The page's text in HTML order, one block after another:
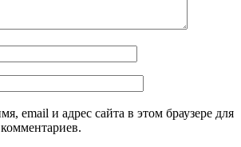
email и адрес сайта в этом браузере для